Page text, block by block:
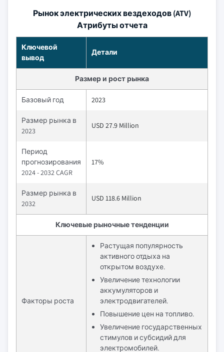
Рынок электрических вездеходов (ATV)
Атрибуты отчета
Ключевой
вывод
Детали
Размер и рост рынка
Базовый год 2023
Размер рынка в
2023
USD 27.9 Million
Период
прогнозирования
2024 - 2032 CAGR
17%
Размер рынка в
2032
USD 118.6 Million
Ключевые рыночные тенденции
Факторы роста
Растущая популярность
активного отдыха на
открытом воздухе.
Увеличение технологии
аккумуляторов и
электродвигателей.
Повышение цен на топливо.
Увеличение государственных
стимулов и субсидий для
электромобилей.